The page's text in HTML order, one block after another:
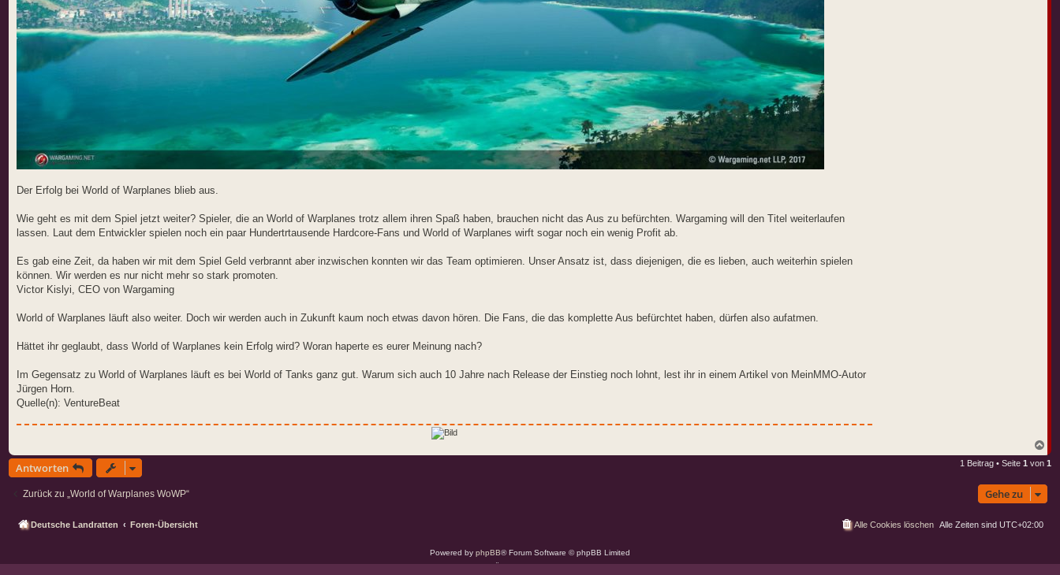
Der Erfolg bei World of Warplanes blieb aus.
Wie geht es mit dem Spiel jetzt weiter? Spieler, die an World of Warplanes trotz allem ihren Spaß haben, brauchen nicht das Aus zu befürchten. Wargaming will den Titel weiterlaufen
lassen. Laut dem Entwickler spielen noch ein paar Hundertrtausende Hardcore-Fans und World of Warplanes wirft sogar noch ein wenig Profit ab.
Es gab eine Zeit, da haben wir mit dem Spiel Geld verbrannt aber inzwischen konnten wir das Team optimieren. Unser Ansatz ist, dass diejenigen, die es lieben, auch weiterhin spielen
können. Wir werden es nur nicht mehr so stark promoten.
Victor Kislyi, CEO von Wargaming
World of Warplanes läuft also weiter. Doch wir werden auch in Zukunft kaum noch etwas davon hören. Die Fans, die das komplette Aus befürchtet haben, dürfen also aufatmen.
Hättet ihr geglaubt, dass World of Warplanes kein Erfolg wird? Woran haperte es eurer Meinung nach?
Im Gegensatz zu World of Warplanes läuft es bei World of Tanks ganz gut. Warum sich auch 10 Jahre nach Release der Einstieg noch lohnt, lest ihr in einem Artikel von MeinMMO-Autor
Jürgen Horn.
Quelle(n): VentureBeat
a
c
o
b
Antworten 1 Beitrag • Seite 1 von 1
Zurück zu „World of Warplanes WoWP“ Gehe zu
Deutsche Landratten Foren-Übersicht Alle Zeiten sind UTC+02:00
Alle Cookies löschen
Powered by phpBB® Forum Software © phpBB Limited